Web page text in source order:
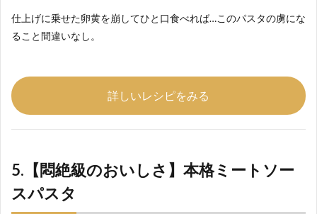
仕上げに乗せた卵黄を崩してひと口食べれば…このパスタの虜にな
ること間違いなし。
詳しいレシピをみる
5.【悶絶級のおいしさ】本格ミートソー
スパスタ